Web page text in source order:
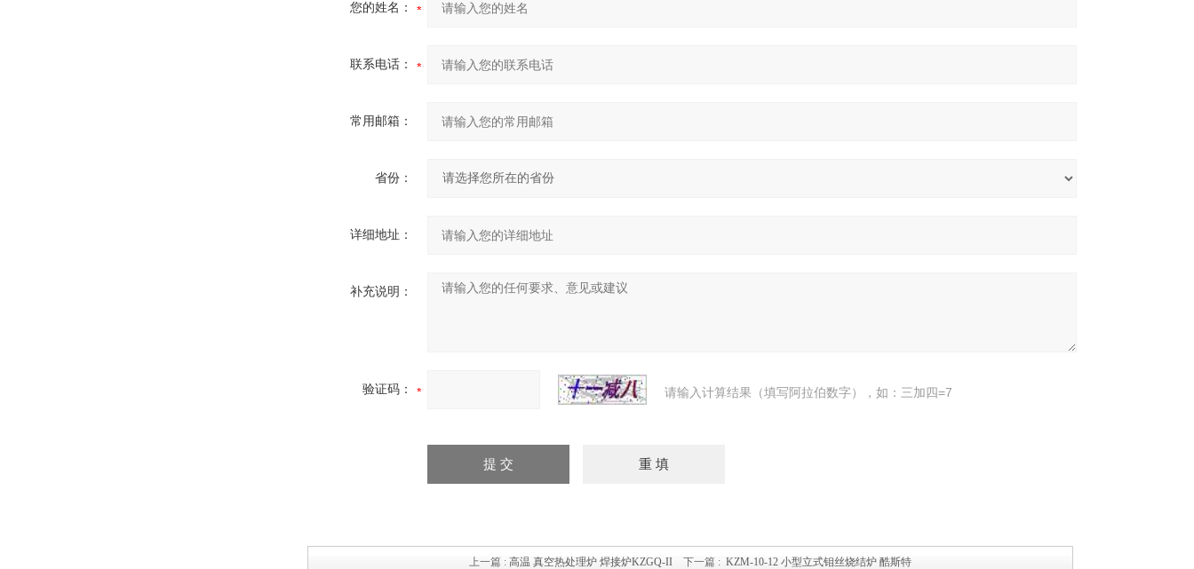
您的姓名：
联系电话：
常用邮箱：
省份：
详细地址：
补充说明：
验证码： 请输入计算结果（填写阿拉伯数字），如：三加四=7
上一篇 : 高温 真空热处理炉 焊接炉KZGQ-II 下一篇 : KZM-10-12 小型立式钼丝烧结炉 酷斯特